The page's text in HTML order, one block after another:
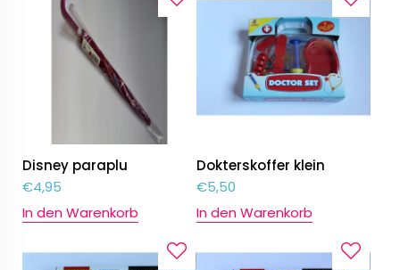
Disney paraplu
€4,95
In den Warenkorb
Dokterskoffer klein
€5,50
In den Warenkorb